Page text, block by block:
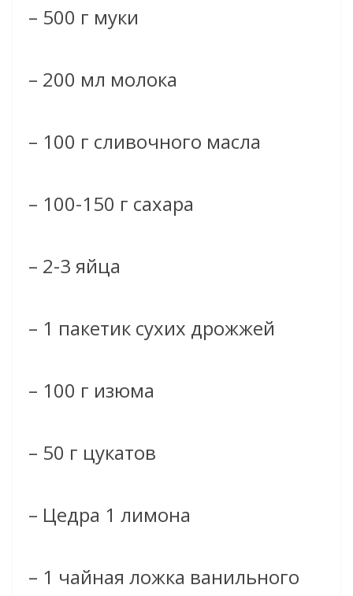
– 500 г муки
– 200 мл молока
– 100 г сливочного масла
– 100-150 г сахара
– 2-3 яйца
– 1 пакетик сухих дрожжей
– 100 г изюма
– 50 г цукатов
– Цедра 1 лимона
– 1 чайная ложка ванильного